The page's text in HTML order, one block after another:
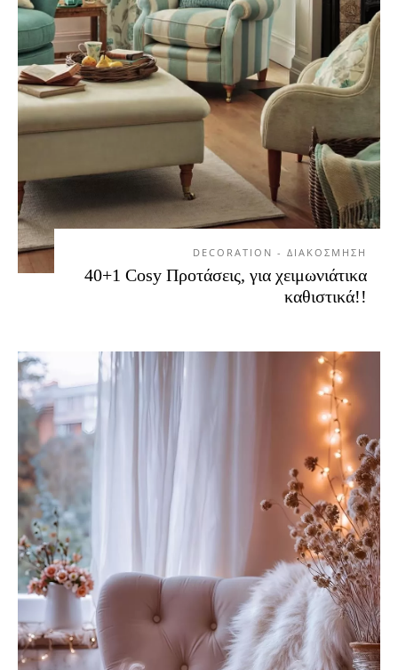
DECORATION - ΔΙΑΚΟΣΜΗΣΗ
40+1 Cosy Προτάσεις, για χειμωνιάτικα
καθιστικά!!